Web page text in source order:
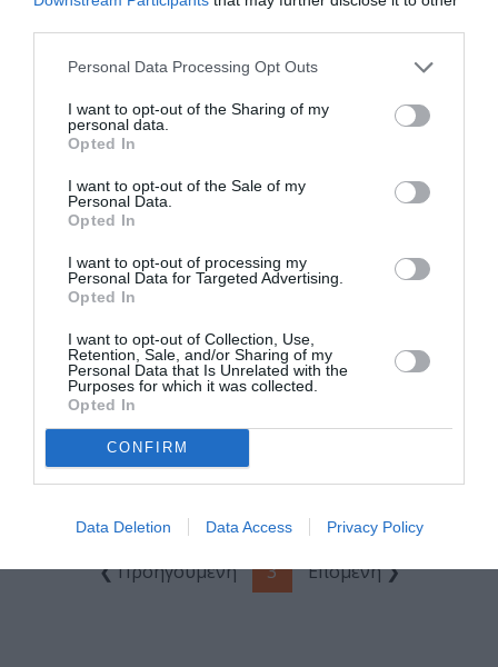
Personal Data Processing Opt Outs
I want to opt-out of the Sharing of my
personal data.
Opted In
I want to opt-out of the Sale of my
Personal Data.
Opted In
I want to opt-out of processing my
Personal Data for Targeted Advertising.
Opted In
I want to opt-out of Collection, Use,
Retention, Sale, and/or Sharing of my
Personal Data that Is Unrelated with the
Purposes for which it was collected.
Opted In
CONFIRM
Data Deletion Data Access Privacy Policy
Κατσιμίχας στη
Σφίγγα
ΜΟΥΣΙΚΗ / LIVE REVIEWS
Phil Gates: Μια
βραδιά Chicago
blues στο Half
Note
ΜΟΥΣΙΚΗ / LIVE REVIEWS
Σωκράτης
Σταυρό του
❮ Προηγούμενη 3 Επόμενη ❯